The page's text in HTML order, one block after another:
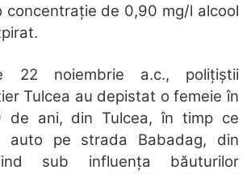
concentrație de 0,90 mg/l alcool
noiembrie a.c., polițiștii
Tulcea au depistat o femeie în
de ani, din Tulcea, în timp ce
auto pe strada Babadag, din
sub influența băuturilor